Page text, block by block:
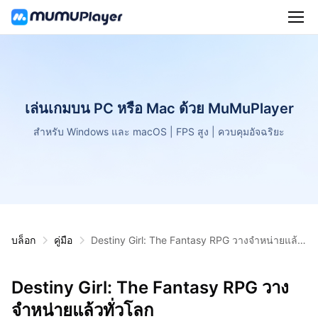
เล่นเกมบน PC หรือ Mac ด้วย MuMuPlayer
สำหรับ Windows และ macOS | FPS สูง | ควบคุมอัจฉริยะ
บล็อก คู่มือ
Destiny Girl: The Fantasy RPG วางจำหน่ายแล้ว
Destiny Girl: The Fantasy RPG วาง
จำหน่ายแล้วทั่วโลก